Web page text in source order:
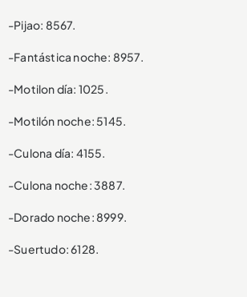
-Pijao: 8567.
-Fantástica noche: 8957.
-Motilon día: 1025.
-Motilón noche: 5145.
-Culona día: 4155.
-Culona noche: 3887.
-Dorado noche: 8999.
-Suertudo: 6128.